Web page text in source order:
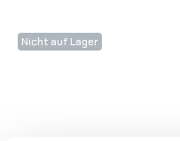
Nicht auf Lager